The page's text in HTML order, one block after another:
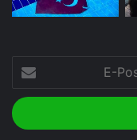
Posta
adresinizi
giriniz